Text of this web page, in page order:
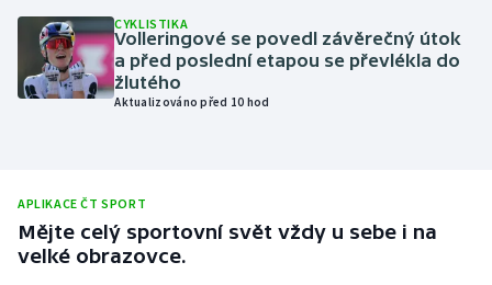
Plavání
Plážový volejbal
Rychlobruslení
Rychlostní kanoistika
CYKLISTIKA
Volleringové se povedl závěrečný útok
a před poslední etapou se převlékla do
žlutého
Aktualizováno před 10 hod
APLIKACE ČT SPORT
Mějte celý sportovní svět vždy u sebe i na
velké obrazovce.